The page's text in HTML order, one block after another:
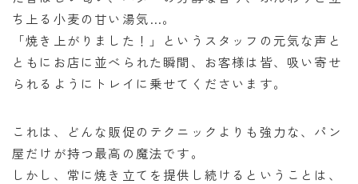
ち上る小麦の甘い湯気…。
「焼き上がりました！」というスタッフの元気な声と
ともにお店に並べられた瞬間、お客様は皆、吸い寄せ
られるようにトレイに乗せてくださいます。
これは、どんな販促のテクニックよりも強力な、パン
屋だけが持つ最高の魔法です。
しかし、常に焼き立てを提供し続けるということは、